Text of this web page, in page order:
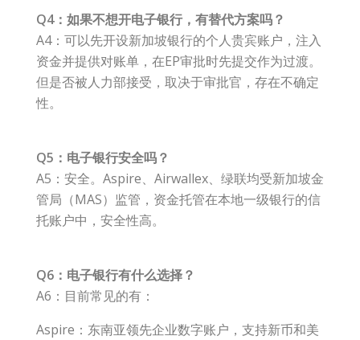
Q4：如果不想开电子银行，有替代方案吗？
A4：可以先开设新加坡银行的个人贵宾账户，注入
资金并提供对账单，在EP审批时先提交作为过渡。
但是否被人力部接受，取决于审批官，存在不确定
性。
Q5：电子银行安全吗？
A5：安全。Aspire、Airwallex、绿联均受新加坡金
管局（MAS）监管，资金托管在本地一级银行的信
托账户中，安全性高。
Q6：电子银行有什么选择？
A6：目前常见的有：
Aspire：东南亚领先企业数字账户，支持新币和美